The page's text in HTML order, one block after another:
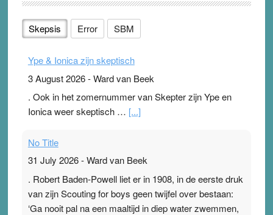
Skepsis Error SBM
Ype & Ionica zijn skeptisch
3 August 2026-Ward van Beek
. Ook in het zomernummer van Skepter zijn Ype en
Ionica weer skeptisch … [...]
No Title
31 July 2026-Ward van Beek
. Robert Baden-Powell liet er in 1908, in de eerste druk
van zijn Scouting for boys geen twijfel over bestaan:
‘Ga nooit pal na een maaltijd in diep water zwemmen,